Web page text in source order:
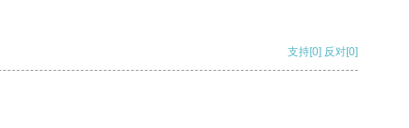
支持[0] 反对[0]